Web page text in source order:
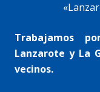
Trabajamos
Lanzarote y La
vecinos.